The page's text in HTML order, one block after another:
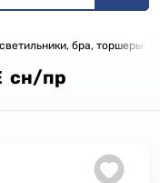
бра, торшеры
сн/пр